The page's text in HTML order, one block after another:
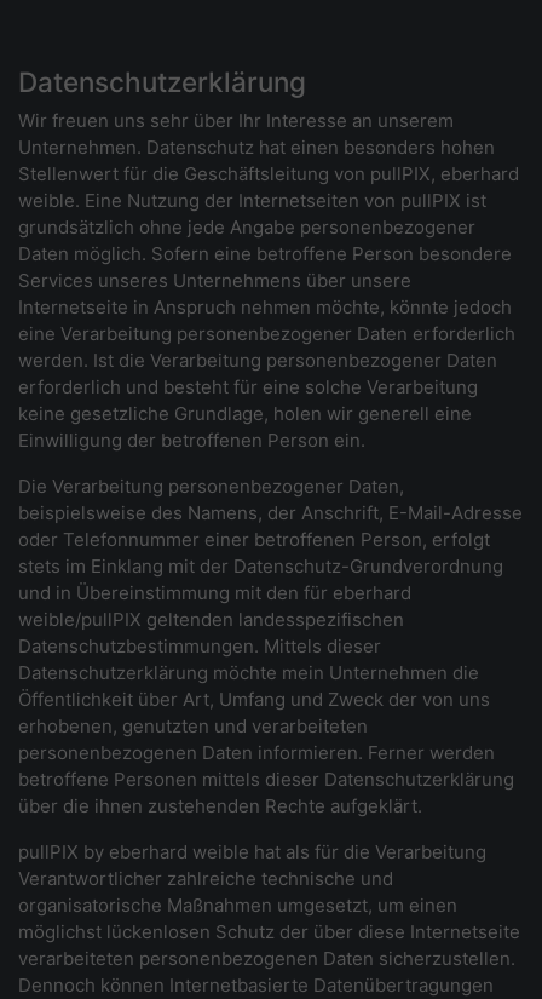
Datenschutzerklärung
Wir freuen uns sehr über Ihr Interesse an unserem
Unternehmen. Datenschutz hat einen besonders hohen
Stellenwert für die Geschäftsleitung von pullPIX, eberhard
weible. Eine Nutzung der Internetseiten von pullPIX ist
grundsätzlich ohne jede Angabe personenbezogener
Daten möglich. Sofern eine betroffene Person besondere
Services unseres Unternehmens über unsere
Internetseite in Anspruch nehmen möchte, könnte jedoch
eine Verarbeitung personenbezogener Daten erforderlich
werden. Ist die Verarbeitung personenbezogener Daten
erforderlich und besteht für eine solche Verarbeitung
keine gesetzliche Grundlage, holen wir generell eine
Einwilligung der betroffenen Person ein.
Die Verarbeitung personenbezogener Daten,
beispielsweise des Namens, der Anschrift, E-Mail-Adresse
oder Telefonnummer einer betroffenen Person, erfolgt
stets im Einklang mit der Datenschutz-Grundverordnung
und in Übereinstimmung mit den für eberhard
weible/pullPIX geltenden landesspezifischen
Datenschutzbestimmungen. Mittels dieser
Datenschutzerklärung möchte mein Unternehmen die
Öffentlichkeit über Art, Umfang und Zweck der von uns
erhobenen, genutzten und verarbeiteten
personenbezogenen Daten informieren. Ferner werden
betroffene Personen mittels dieser Datenschutzerklärung
über die ihnen zustehenden Rechte aufgeklärt.
pullPIX by eberhard weible hat als für die Verarbeitung
Verantwortlicher zahlreiche technische und
organisatorische Maßnahmen umgesetzt, um einen
möglichst lückenlosen Schutz der über diese Internetseite
verarbeiteten personenbezogenen Daten sicherzustellen.
Dennoch können Internetbasierte Datenübertragungen